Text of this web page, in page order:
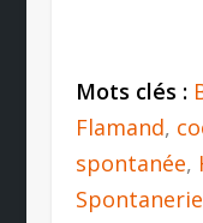
Mots clés :
Flamand,
spontanée,
Spontanerie